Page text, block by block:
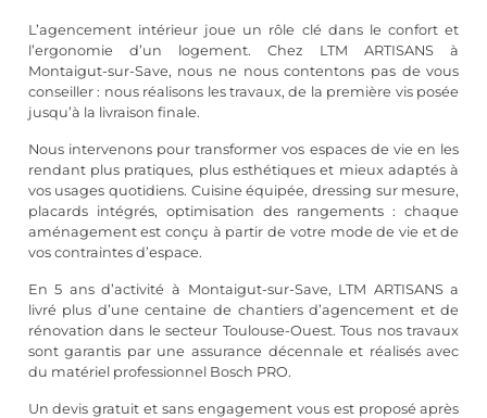
L’agencement intérieur joue un rôle clé dans le confort et
l’ergonomie d’un logement. Chez LTM ARTISANS à
Montaigut-sur-Save, nous ne nous contentons pas de vous
conseiller : nous réalisons les travaux, de la première vis posée
jusqu’à la livraison finale.
Nous intervenons pour transformer vos espaces de vie en les
rendant plus pratiques, plus esthétiques et mieux adaptés à
vos usages quotidiens. Cuisine équipée, dressing sur mesure,
placards intégrés, optimisation des rangements : chaque
aménagement est conçu à partir de votre mode de vie et de
vos contraintes d’espace.
En 5 ans d’activité à Montaigut-sur-Save, LTM ARTISANS a
livré plus d’une centaine de chantiers d’agencement et de
rénovation dans le secteur Toulouse-Ouest. Tous nos travaux
sont garantis par une assurance décennale et réalisés avec
du matériel professionnel Bosch PRO.
Un devis gratuit et sans engagement vous est proposé après